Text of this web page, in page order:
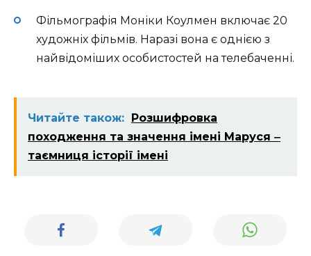
Фільмографія Моніки Коулмен включає 20
художніх фільмів. Наразі вона є однією з
найвідоміших особистостей на телебаченні.
Читайте також: Розшифровка
походження та значення імені Маруся ‒
таємниця історії імені